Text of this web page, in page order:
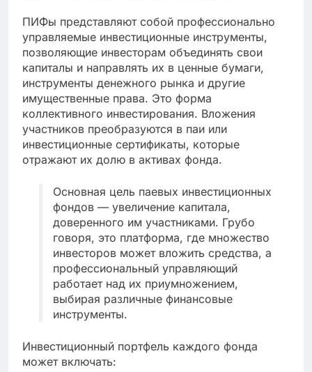
ПИФы представляют собой профессионально
управляемые инвестиционные инструменты,
позволяющие инвесторам объединять свои
капиталы и направлять их в ценные бумаги,
инструменты денежного рынка и другие
имущественные права. Это форма
коллективного инвестирования. Вложения
участников преобразуются в паи или
инвестиционные сертификаты, которые
отражают их долю в активах фонда.
Основная цель паевых инвестиционных
фондов — увеличение капитала,
доверенного им участниками. Грубо
говоря, это платформа, где множество
инвесторов может вложить средства, а
профессиональный управляющий
работает над их приумножением,
выбирая различные финансовые
инструменты.
Инвестиционный портфель каждого фонда
может включать: